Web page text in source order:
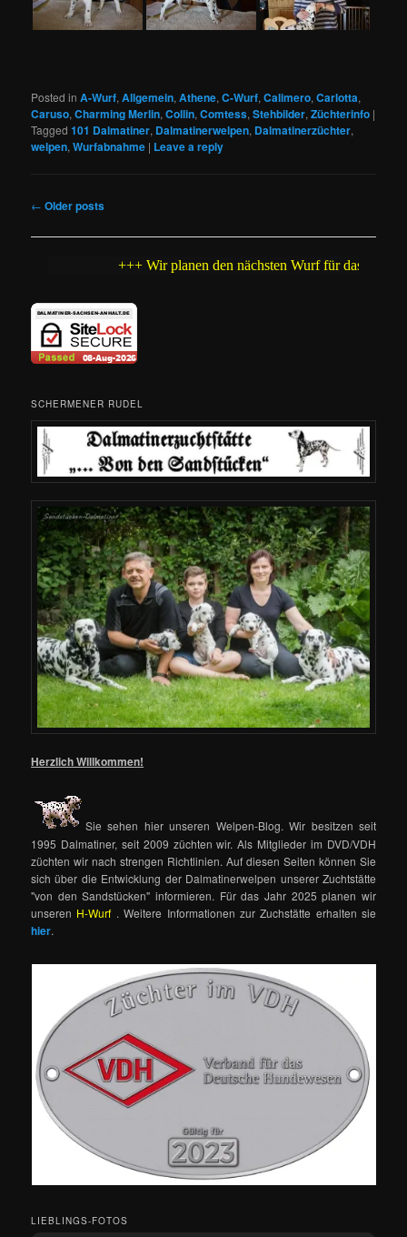
Posted in A-Wurf,Allgemein,Athene,C-Wurf,Calimero,Carlotta,
Caruso,Charming Merlin,Collin,Comtess,Stehbilder,Züchterinfo |
Tagged 101 Dalmatiner, Dalmatinerwelpen, Dalmatinerzüchter,
welpen,Wurfabnahme | Leave a reply
Post
← Older posts
+++ Wir planen den nächsten Wurf für das Jahr 2026 +++
SCHERMENER RUDEL
Herzlich Willkommen!
Sie sehen hier unseren Welpen-Blog. Wir besitzen seit
1995 Dalmatiner, seit 2009 züchten wir. Als Mitglieder im DVD/VDH
züchten wir nach strengen Richtlinien. Auf diesen Seiten können Sie
sich über die Entwicklung der Dalmatinerwelpen unserer Zuchtstätte
"von den Sandstücken" informieren. Für das Jahr 2025 planen wir
unseren H-Wurf . Weitere Informationen zur Zuchstätte erhalten sie
hier.
LIEBLINGS-FOTOS